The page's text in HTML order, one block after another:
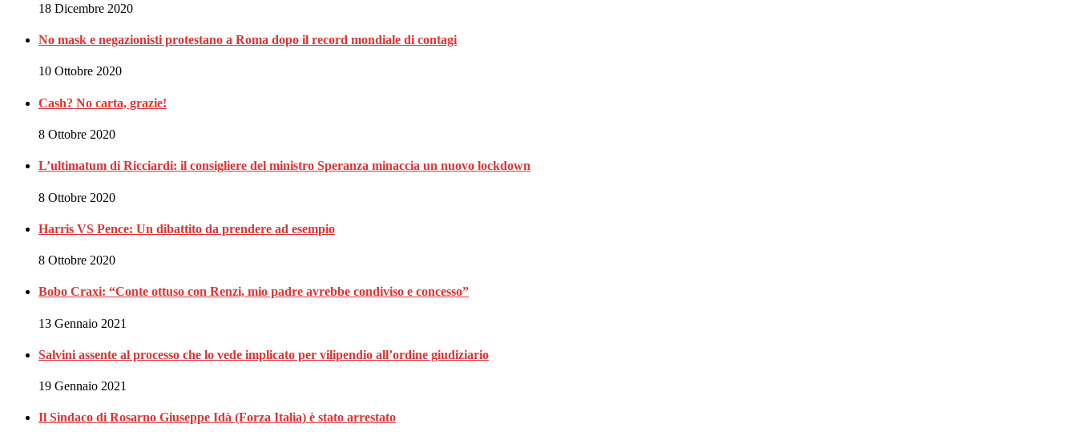
18 Dicembre 2020
No mask e negazionisti protestano a Roma dopo il record mondiale di contagi
10 Ottobre 2020
Cash? No carta, grazie!
8 Ottobre 2020
L’ultimatum di Ricciardi: il consigliere del ministro Speranza minaccia un nuovo lockdown
8 Ottobre 2020
Harris VS Pence: Un dibattito da prendere ad esempio
8 Ottobre 2020
Bobo Craxi: “Conte ottuso con Renzi, mio padre avrebbe condiviso e concesso”
13 Gennaio 2021
Salvini assente al processo che lo vede implicato per vilipendio all’ordine giudiziario
19 Gennaio 2021
Il Sindaco di Rosarno Giuseppe Idà (Forza Italia) è stato arrestato